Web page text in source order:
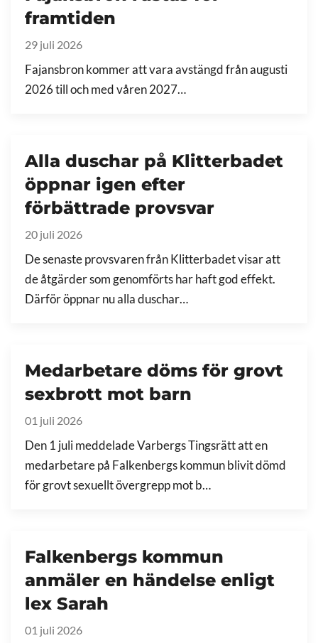
framtiden
29 juli 2026
Fajansbron kommer att vara avstängd från augusti
2026 till och med våren 2027…
Alla duschar på Klitterbadet
öppnar igen efter
förbättrade provsvar
20 juli 2026
De senaste provsvaren från Klitterbadet visar att
de åtgärder som genomförts har haft god effekt.
Därför öppnar nu alla duschar…
Medarbetare döms för grovt
sexbrott mot barn
01 juli 2026
Den 1 juli meddelade Varbergs Tingsrätt att en
medarbetare på Falkenbergs kommun blivit dömd
för grovt sexuellt övergrepp mot b…
Falkenbergs kommun
anmäler en händelse enligt
lex Sarah
01 juli 2026